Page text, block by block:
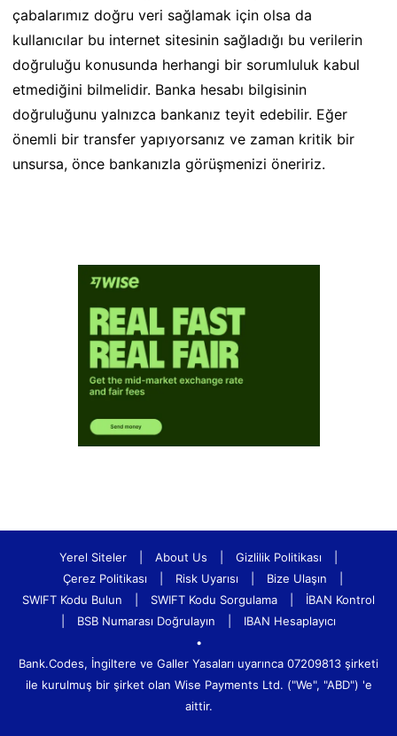
çabalarımız doğru veri sağlamak için olsa da
kullanıcılar bu internet sitesinin sağladığı bu verilerin
doğruluğu konusunda herhangi bir sorumluluk kabul
etmediğini bilmelidir. Banka hesabı bilgisinin
doğruluğunu yalnızca bankanız teyit edebilir. Eğer
önemli bir transfer yapıyorsanız ve zaman kritik bir
unsursa, önce bankanızla görüşmenizi öneririz.
Yerel Siteler About Us Gizlilik Politikası
Çerez Politikası
Risk Uyarısı Bize Ulaşın
SWIFT Kodu Bulun
SWIFT Kodu Sorgulama
İBAN Kontrol
BSB Numarası Doğrulayın
IBAN Hesaplayıcı
•
Bank.Codes, İngiltere ve Galler Yasaları uyarınca 07209813 şirketi
ile kurulmuş bir şirket olan Wise Payments Ltd. ("We", "ABD") 'e
aittir.